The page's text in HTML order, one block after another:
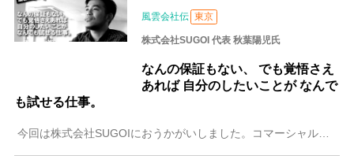
風雲会社伝 東京
株式会社SUGOI 代表 秋葉陽児氏
なんの保証もない、 でも覚悟さえ
あれば 自分のしたいことが なんで
も試せる仕事。
今回は株式会社SUGOIにおうかがいしました。コマーシャル映像の企画制作のほか、パフォーマーとコラボしての「プロジェクションライブ」などの活動を精力的に行って